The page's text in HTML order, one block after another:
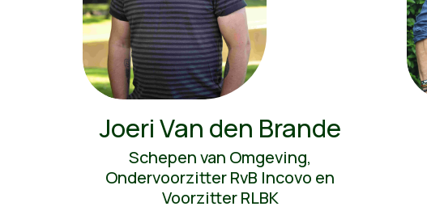
Joeri Van den Brande
Schepen van Omgeving,
Ondervoorzitter RvB Incovo en
Voorzitter RLBK